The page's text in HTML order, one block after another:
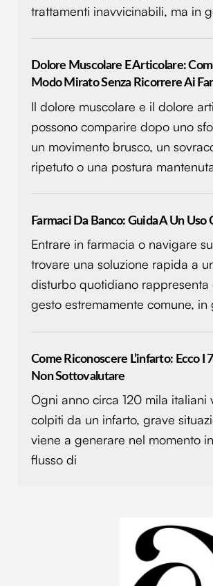
trattamenti inavvicinabili, ma in
Dolore Muscolare E Articolare:
Modo Mirato Senza Ricorrere Ai
Il dolore muscolare e il dolore
possono comparire dopo uno
un movimento brusco, un
ripetuto o una postura
Farmaci Da Banco: Guida A Un Uso
Entrare in farmacia o navigare
trovare una soluzione rapida a
disturbo quotidiano rappresenta
gesto estremamente comune, in
Come Riconoscere L’infarto: Ecco I
Non Sottovalutare
Ogni anno circa 120 mila italiani
colpiti da un infarto, grave
viene a generare nel momento
flusso di